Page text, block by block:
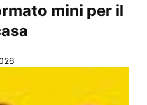
mini per il